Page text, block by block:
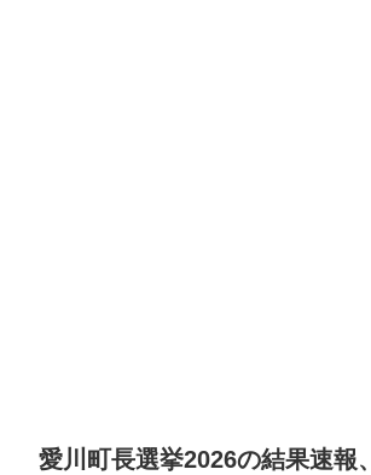
愛川町長選挙2026の結果速報